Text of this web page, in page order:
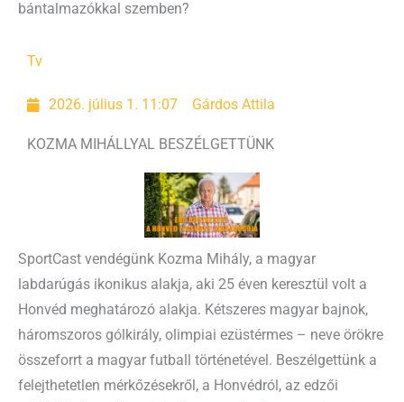
bántalmazókkal szemben?
Tv
2026. július 1. 11:07 Gárdos Attila
KOZMA MIHÁLLYAL BESZÉLGETTÜNK
SportCast vendégünk Kozma Mihály, a magyar
labdarúgás ikonikus alakja, aki 25 éven keresztül volt a
Honvéd meghatározó alakja. Kétszeres magyar bajnok,
háromszoros gólkirály, olimpiai ezüstérmes – neve örökre
összeforrt a magyar futball történetével. Beszélgettünk a
felejthetetlen mérkőzésekről, a Honvédról, az edzői